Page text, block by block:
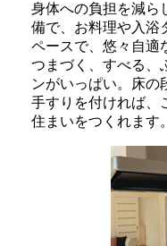
身体への負担を減ら
備で、お料理や入浴
ペースで、悠々自適
つまづく、すべる、
ンがいっぱい。床の
手すりを付ければ、
住まいをつくれます。